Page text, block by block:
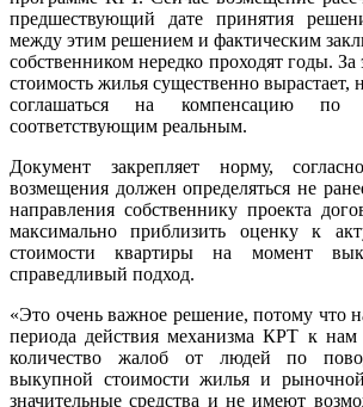
предшествующий дате принятия
между этим решением и фактическим
собственником нередко проходят годы.
стоимость жилья существенно
соглашаться на компенсацию
соответствующим реальным.
Документ закрепляет норму,
возмещения должен определяться не
направления собственнику проекта
максимально приблизить оценку к
стоимости квартиры на момент
справедливый подход.
«Это очень важное решение, потому что
периода действия механизма КРТ к нам
количество жалоб от людей по
выкупной стоимости жилья и
значительные средства и не имеют